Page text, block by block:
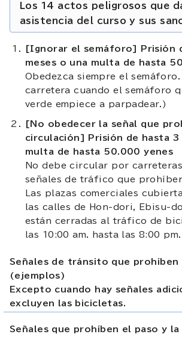
Los 14 actos peligrosos que
asistencia del curso y sus
[Ignorar el semáforo] Prisión
meses o una multa de hasta
Obedezca siempre el
carretera cuando el semáforo
verde empiece a parpadear.)
[No obedecer la señal que
circulación] Prisión de hasta 3
multa de hasta 50.000 yenes
No debe circular por
señales de tráfico que
Las plazas comerciales
las calles de Hon-dori, Ebisu-
están cerradas al tráfico de
las 10:00 am. hasta las 8:00 pm.
Señales de tránsito que prohíben
(ejemplos)
Excepto cuando hay señales
excluyen las bicicletas.
Señales que prohíben el paso y